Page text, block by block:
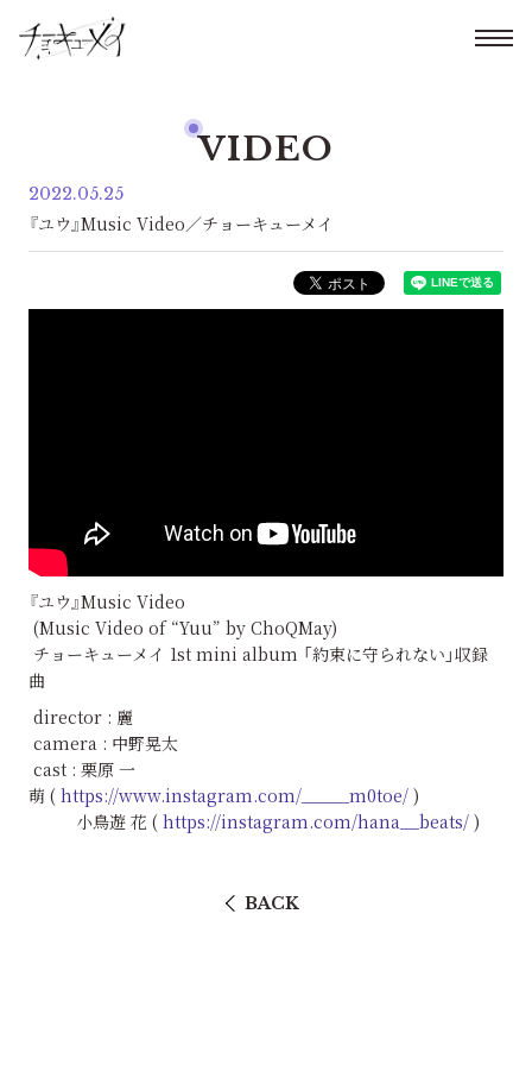
VIDEO
2022.05.25
『ユウ』Music Video／チョーキューメイ
『ユウ』Music Video
(Music Video of “Yuu” by ChoQMay)
チョーキューメイ 1st mini album 「約束に守られない」収録
曲
director : 麗
camera : 中野晃太
cast : 栗原 一
萌 ( https://www.instagram.com/_____m0toe/ )
小鳥遊 花 ( https://instagram.com/hana__beats/ )
BACK